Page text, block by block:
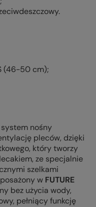
(46-50 cm);
nośny
pleców, dzięki
który tworzy
ze specjalnie
szelkami
w FUTURE
bez użycia wody,
pełniący funkcję